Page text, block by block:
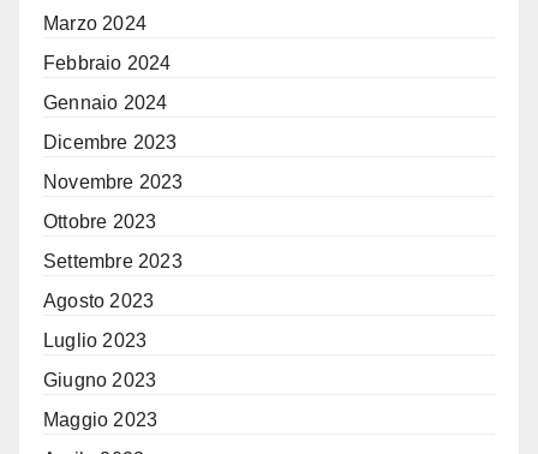
Marzo 2024
Febbraio 2024
Gennaio 2024
Dicembre 2023
Novembre 2023
Ottobre 2023
Settembre 2023
Agosto 2023
Luglio 2023
Giugno 2023
Maggio 2023